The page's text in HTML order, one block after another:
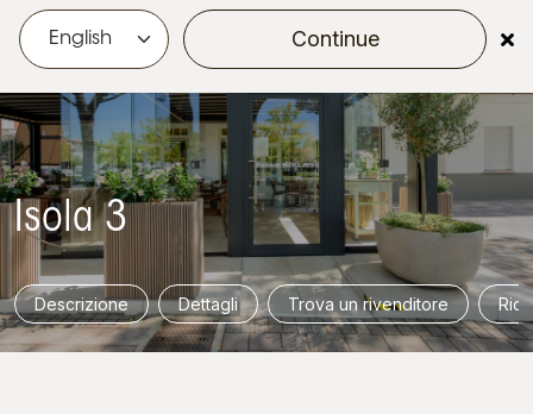
Continue
Isola 3
Descrizione Dettagli Trova un rivenditore